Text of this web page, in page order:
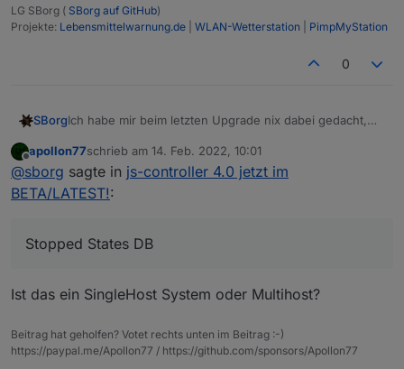
States database error:
States database error: connect ECONNREFUSED
ECONNREFUSED
LG SBorg ( SBorg auf GitHub)
Projekte: Lebensmittelwarnung.de WLAN-Wetterstation PimpMyStation
0
SBorgIch habe mir beim letzten Upgrade nix dabei gedacht,
iob upgrade self
Update js-controller from @4.0.8 to @4.0.9
Stopped Objects DB
Installing iobroker.js-controller@4.0.9...
> node lib/preinstallCheck.js
> iobroker.js-controller@4.0.9 install /opt/
Nachnpm i iobroker.js-controller@4.0.9 --
production
Offline
apollon77schrieb am 14. Feb. 2022, 10:01
zuletzt editiert von
@sborg sagte in js-controller 4.0 jetzt im
BETA/LATEST!:
Stopped States DB
Ist das ein SingleHost System oder Multihost?
Beitrag hat geholfen? Votet rechts unten im Beitrag :-)
https://paypal.me/Apollon77 / https://github.com/sponsors/Apollon77